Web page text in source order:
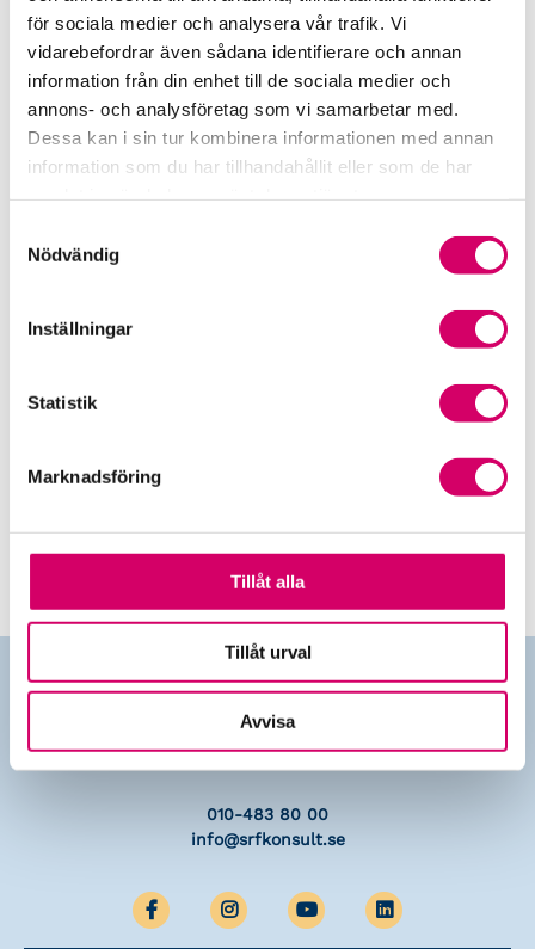
för sociala medier och analysera vår trafik. Vi
vidarebefordrar även sådana identifierare och annan
information från din enhet till de sociala medier och
annons- och analysföretag som vi samarbetar med.
Dessa kan i sin tur kombinera informationen med annan
information som du har tillhandahållit eller som de har
Nödvändig
Inställningar
Statistik
Marknadsföring
Tillåt alla
Tillåt urval
Avvisa
Personnummer
Skapa konto
För dig som är ny kund.
Kontakta oss
010-483 80 00
info@srfkonsult.se